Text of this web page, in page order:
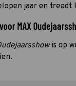
jaar en treedt
MAX
is op